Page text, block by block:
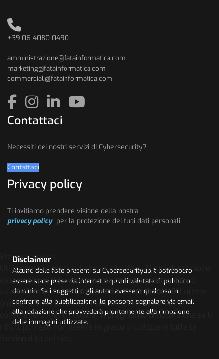
+39 06 4080 0490
amministrazione@fatainformatica.com
marketing@fatainformatica.com
commerciali@fatainformatica.com
Contattaci
Necessiti dei nostri servizi di Cybersecurity?
Contattaci
Privacy policy
Ti invitiamo prendere visione della nostra
privacy policyper la protezione dei tuoi dati personali.
Disclaimer
Alcune delle foto presenti su Cybersecurityup.it potrebbero
essere state prese da Internet e quindi valutate di pubblico
dominio. Se i soggetti o gli autori avessero qualcosa in
contrario alla pubblicazione, lo possono segnalare via email
alla redazione che provvederà prontamente alla rimozione
delle immagini utilizzate.
We use cookies
Utilizziamo i cookie sul nostro sito Web. Alcuni di essi sono
essenziali per il funzionamento del sito, mentre altri ci
aiutano a migliorare questo sito e l'esperienza dell'utente
(cookie di tracciamento). Puoi decidere tu stesso se
consentire o meno i cookie. Ti preghiamo di notare che se li
rifiuti, potresti non essere in grado di utilizzare tutte le